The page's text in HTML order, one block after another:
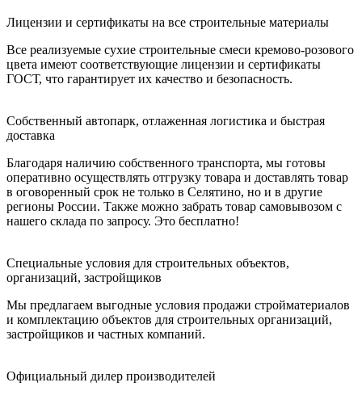
Лицензии и сертификаты на все строительные материалы
Все реализуемые сухие строительные смеси кремово-розового
цвета имеют соответствующие лицензии и сертификаты
ГОСТ, что гарантирует их качество и безопасность.
Собственный автопарк, отлаженная логистика и быстрая
доставка
Благодаря наличию собственного транспорта, мы готовы
оперативно осуществлять отгрузку товара и доставлять товар
в оговоренный срок не только в Селятино, но и в другие
регионы России. Также можно забрать товар самовывозом с
нашего склада по запросу. Это бесплатно!
Специальные условия для строительных объектов,
организаций, застройщиков
Мы предлагаем выгодные условия продажи стройматериалов
и комплектацию объектов для строительных организаций,
застройщиков и частных компаний.
Официальный дилер производителей